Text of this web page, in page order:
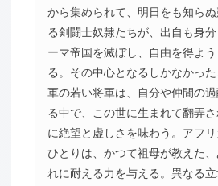
から集められて、明日をも知ら
る剣闘士奴隷たちが、出自も身
ーマ帝国を滅ぼし、自由を得よ
る。その中心となるしかなかっ
軍の若い将軍は、自分や仲間の
る中で、この世に生まれて翻弄
に絶望と虚しさを味わう。アフ
ひとりは、かつて祖母が教えた
れに耐える力を与える。異なる